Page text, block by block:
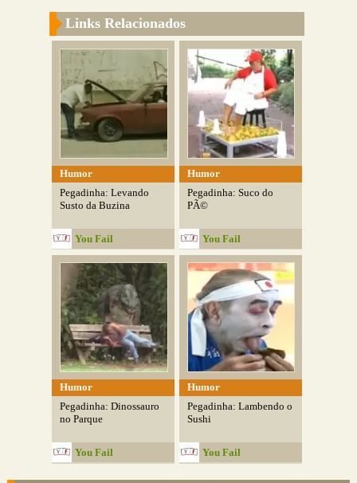
Links Relacionados
Humor
Pegadinha: Levando
Susto da Buzina
You Fail
Humor
Pegadinha: Suco do
PÃ©
You Fail
Humor
Pegadinha: Dinossauro
no Parque
You Fail
Humor
Pegadinha: Lambendo o
Sushi
You Fail